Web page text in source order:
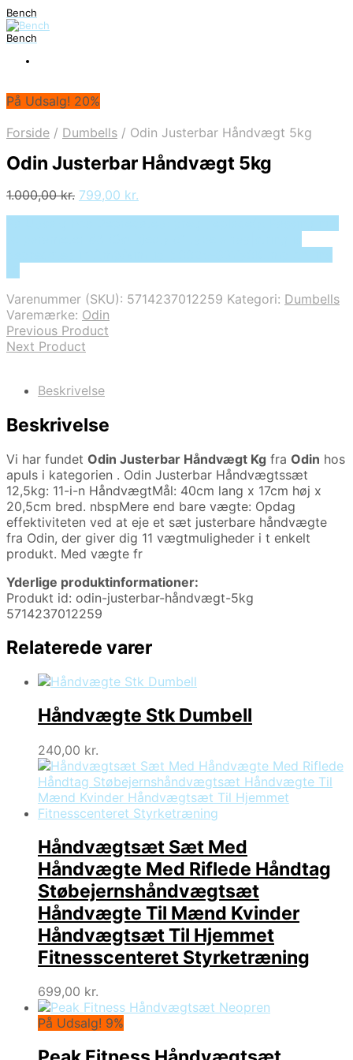
Bench
Bench
På Udsalg! 20%
Forside / Dumbells / Odin Justerbar Håndvægt 5kg
Odin Justerbar Håndvægt 5kg
1.000,00kr. Den
799,00 kr.
Varenummer (SKU): 5714237012259 Kategori: Dumbells
Varemærke: Odin
Previous Product
Next Product
Beskrivelse
Beskrivelse
Vi har fundet Odin Justerbar Håndvægt Kg fra Odin hos
apuls i kategorien . Odin Justerbar Håndvægtssæt
12,5kg: 11-i-n HåndvægtMål: 40cm lang x 17cm høj x
20,5cm bred. nbspMere end bare vægte: Opdag
effektiviteten ved at eje et sæt justerbare håndvægte
fra Odin, der giver dig 11 vægtmuligheder i t enkelt
produkt. Med vægte fr
Yderlige produktinformationer:
Produkt id: odin-justerbar-håndvægt-5kg
5714237012259
Relaterede varer
Håndvægte Stk Dumbell
240,00 kr.
Håndvægtsæt Sæt Med
Håndvægte Med Riflede Håndtag
Støbejernshåndvægtsæt
Håndvægte Til Mænd Kvinder
Håndvægtsæt Til Hjemmet
Fitnesscenteret Styrketræning
699,00 kr.
På Udsalg! 9%